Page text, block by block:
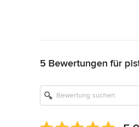
5 Bewertungen für
Durchschnittliche